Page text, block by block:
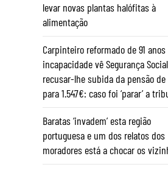
levar novas plantas halófitas à
alimentação
Carpinteiro reformado de 91
incapacidade vê Segurança Social
recusar-lhe subida da pensão
para 1.547€: caso foi ‘parar’ a
Baratas ‘invadem’ esta região
portuguesa e um dos relatos dos
moradores está a chocar os